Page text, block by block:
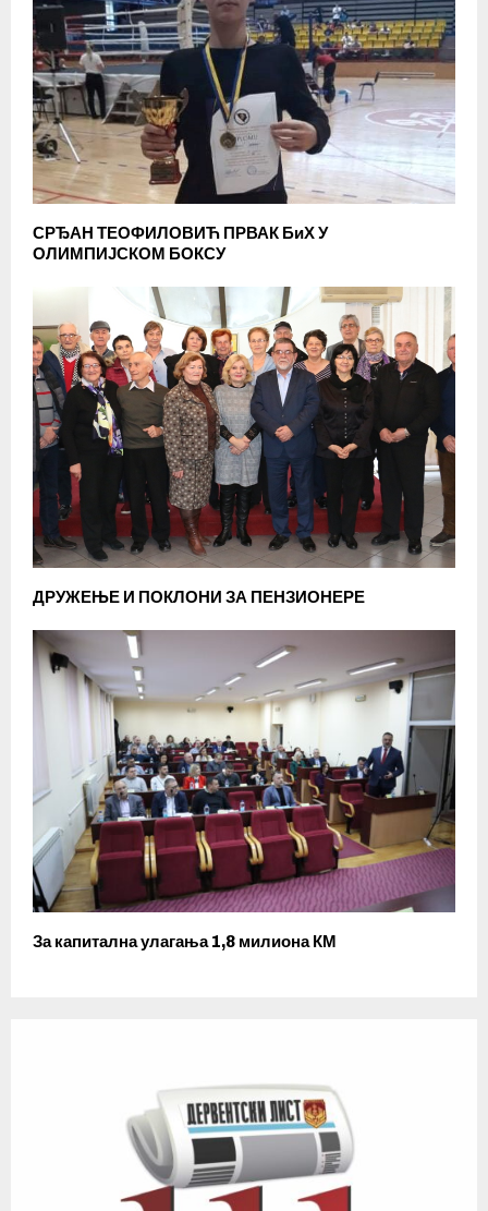
СРЂАН ТЕОФИЛОВИЋ ПРВАК БиХ У
ОЛИМПИЈСКОМ БОКСУ
ДРУЖЕЊЕ И ПОКЛОНИ ЗА ПЕНЗИОНЕРЕ
За капитална улагања 1,8 милиона КМ